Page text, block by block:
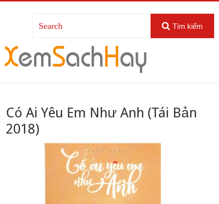
Tìm kiếm
Có Ai Yêu Em Như Anh (Tái Bản
2018)